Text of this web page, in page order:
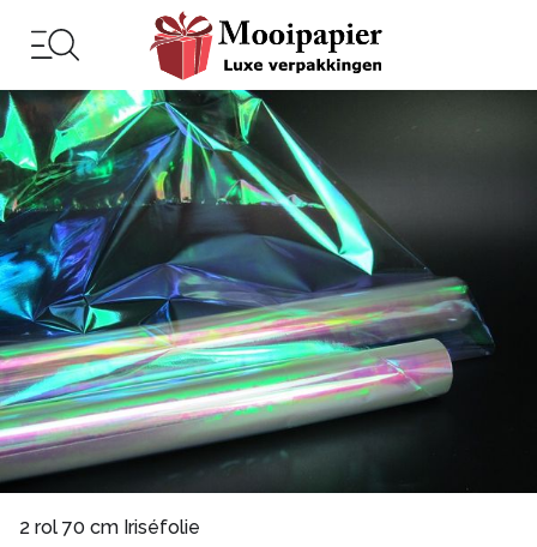
2 rol 70 cm Iriséfolie